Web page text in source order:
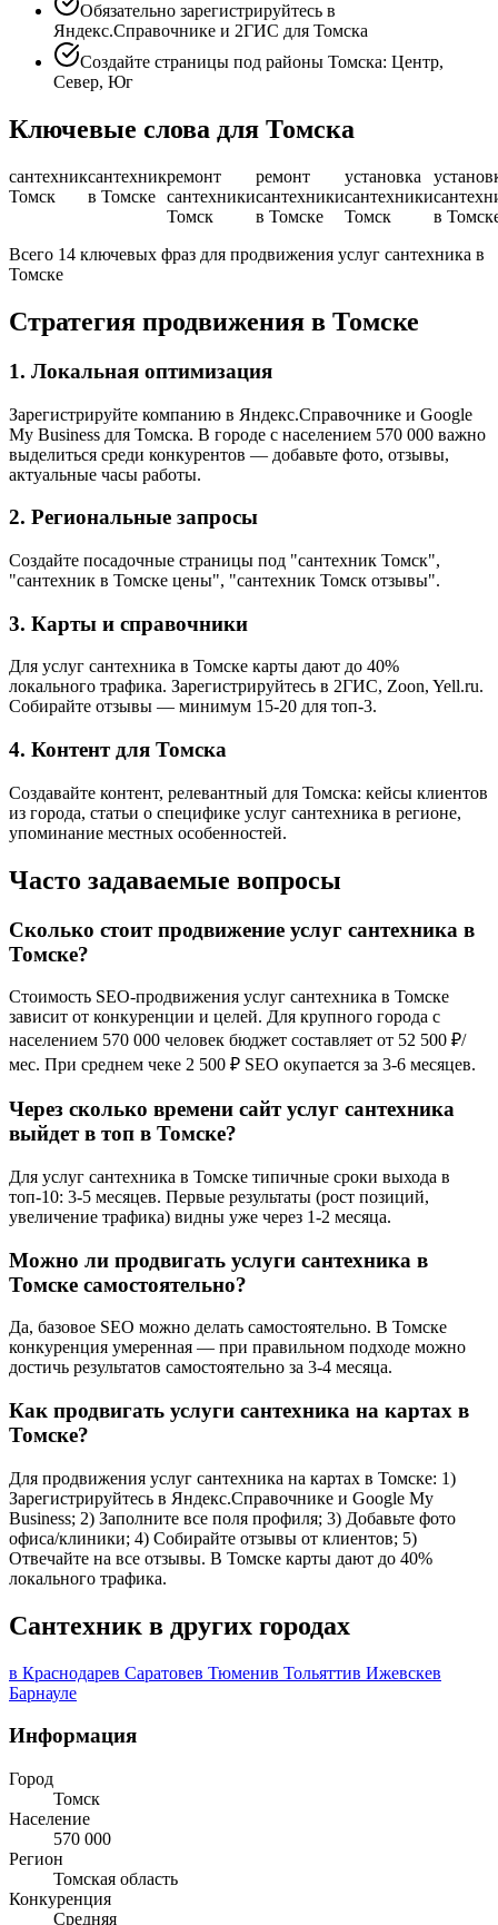
Обязательно зарегистрируйтесь в
Яндекс.Справочнике и 2ГИС для Томска
Создайте страницы под районы Томска: Центр,
Север, Юг
Ключевые слова для Томска
сантехник
Томск
сантехник
в Томске
ремонт
сантехники
Томск
ремонт
сантехники
в Томске
установка
сантехники
Томск
в
Всего 14 ключевых фраз для продвижения услуг сантехника в
Томске
Стратегия продвижения в Томске
1. Локальная оптимизация
Зарегистрируйте компанию в Яндекс.Справочнике и Google
My Business для Томска. В городе с населением 570 000 важно
выделиться среди конкурентов — добавьте фото, отзывы,
актуальные часы работы.
2. Региональные запросы
Создайте посадочные страницы под "сантехник Томск",
"сантехник в Томске цены", "сантехник Томск отзывы".
3. Карты и справочники
Для услуг сантехника в Томске карты дают до 40%
локального трафика. Зарегистрируйтесь в 2ГИС, Zoon, Yell.ru.
Собирайте отзывы — минимум 15-20 для топ-3.
4. Контент для Томска
Создавайте контент, релевантный для Томска: кейсы клиентов
из города, статьи о специфике услуг сантехника в регионе,
упоминание местных особенностей.
Часто задаваемые вопросы
Сколько стоит продвижение услуг сантехника в
Томске?
Стоимость SEO-продвижения услуг сантехника в Томске
зависит от конкуренции и целей. Для крупного города с
населением 570 000 человек бюджет составляет от 52 500 ₽/
мес. При среднем чеке 2 500 ₽ SEO окупается за 3-6 месяцев.
Через сколько времени сайт услуг сантехника
выйдет в топ в Томске?
Для услуг сантехника в Томске типичные сроки выхода в
топ-10: 3-5 месяцев. Первые результаты (рост позиций,
увеличение трафика) видны уже через 1-2 месяца.
Можно ли продвигать услуги сантехника в
Томске самостоятельно?
Да, базовое SEO можно делать самостоятельно. В Томске
конкуренция умеренная — при правильном подходе можно
достичь результатов самостоятельно за 3-4 месяца.
Как продвигать услуги сантехника на картах в
Томске?
Для продвижения услуг сантехника на картах в Томске: 1)
Зарегистрируйтесь в Яндекс.Справочнике и Google My
Business; 2) Заполните все поля профиля; 3) Добавьте фото
офиса/клиники; 4) Собирайте отзывы от клиентов; 5)
Отвечайте на все отзывы. В Томске карты дают до 40%
локального трафика.
Сантехник в других городах
в Краснодарев Саратовев Тюменив Тольяттив Ижевскев
Барнауле
Информация
Город
Томск
Население
570 000
Регион
Томская область
Конкуренция
Средняя